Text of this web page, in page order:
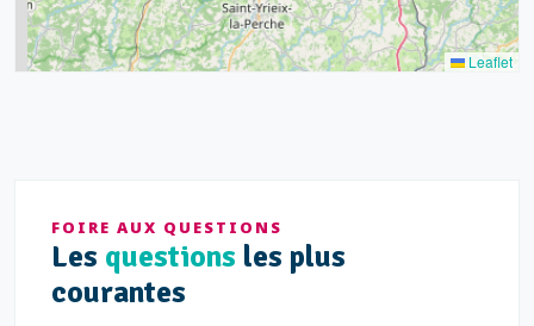
2
Leaflet
FOIRE AUX QUESTIONS
Les questions les plus
courantes